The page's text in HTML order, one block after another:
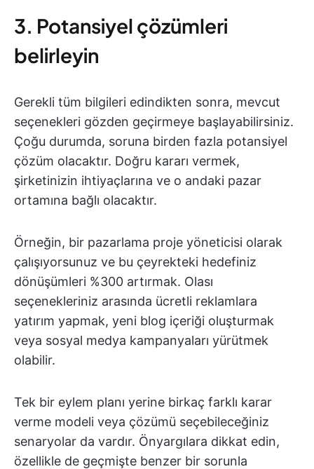
3. Potansiyel çözümleri
belirleyin
Gerekli tüm bilgileri edindikten sonra, mevcut
seçenekleri gözden geçirmeye başlayabilirsiniz.
Çoğu durumda, soruna birden fazla potansiyel
çözüm olacaktır. Doğru kararı vermek,
şirketinizin ihtiyaçlarına ve o andaki pazar
ortamına bağlı olacaktır.
Örneğin, bir pazarlama proje yöneticisi olarak
çalışıyorsunuz ve bu çeyrekteki hedefiniz
dönüşümleri %300 artırmak. Olası
seçenekleriniz arasında ücretli reklamlara
yatırım yapmak, yeni blog içeriği oluşturmak
veya sosyal medya kampanyaları yürütmek
olabilir.
Tek bir eylem planı yerine birkaç farklı karar
verme modeli veya çözümü seçebileceğiniz
senaryolar da vardır. Önyargılara dikkat edin,
özellikle de geçmişte benzer bir sorunla